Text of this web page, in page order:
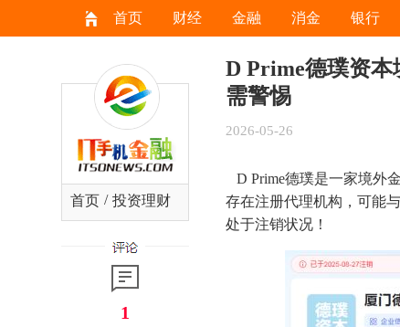
首页 财经 金融 消金 银行
首页 / 投资理财
1
D Prime德璞资
需警惕
2026-05-26
D Prime德璞是一家境外
存在注册代理机构，可能
处于注销状况！